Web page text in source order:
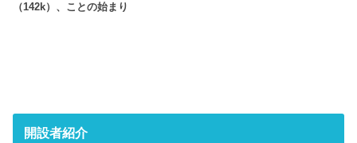
（142k）、ことの始まり
開設者紹介